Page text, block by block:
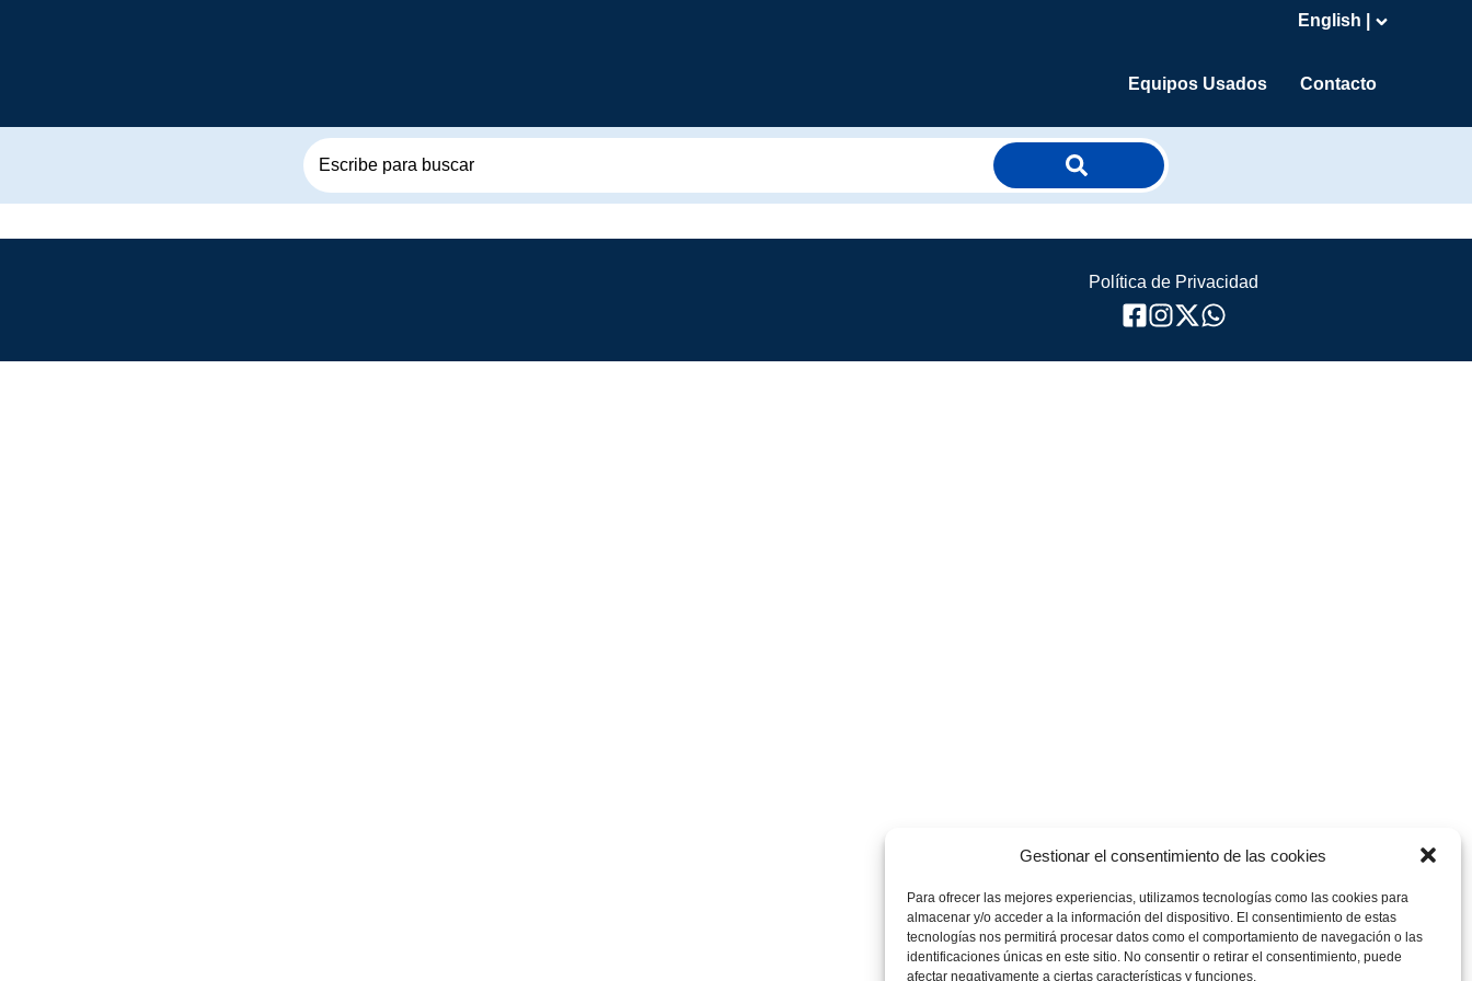
Gestionar el consentimiento de las cookies
Para ofrecer las mejores experiencias, utilizamos tecnologías como las cookies para
almacenar y/o acceder a la información del dispositivo. El consentimiento de estas
tecnologías nos permitirá procesar datos como el comportamiento de navegación o las
identificaciones únicas en este sitio. No consentir o retirar el consentimiento, puede
afectar negativamente a ciertas características y funciones.
English |
Equipos Usados Contacto
Política de Privacidad